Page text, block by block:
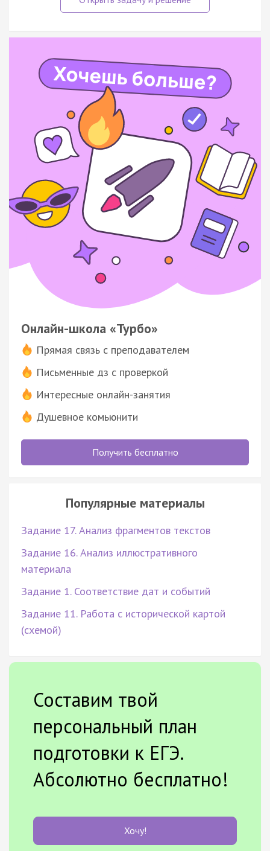
Онлайн-школа «Турбо»
Прямая связь с преподавателем
Письменные дз с проверкой
Интересные онлайн-занятия
Душевное комьюнити
Получить бесплатно
Популярные материалы
Задание 17. Анализ фрагментов текстов
Задание 16. Анализ иллюстративного
материала
Задание 1. Соответствие дат и событий
Задание 11. Работа с исторической картой
(схемой)
Составим твой
персональный план
подготовки к ЕГЭ.
Абсолютно бесплатно!
Хочу!